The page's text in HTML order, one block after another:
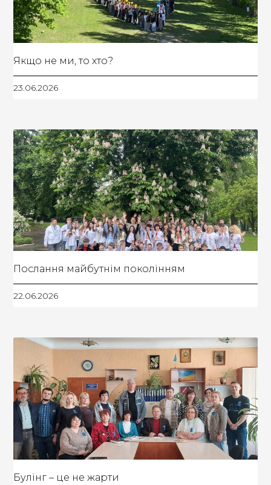
Якщо не ми, то хто?
23.06.2026
Послання майбутнім поколінням
22.06.2026
Булінг – це не жарти